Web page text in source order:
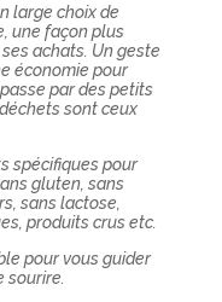
large choix de
une façon plus
achats. Un geste
économie pour
par des petits
sont ceux
spécifiques pour
gluten, sans
sans lactose,
produits crus etc.
pour vous guider
sourire.